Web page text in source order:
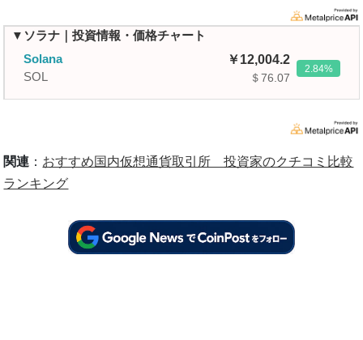
▼ソラナ｜投資情報・価格チャート
Solana
SOL
12,004.2
＄76.07
2.84
関連 ： おすすめ国内仮想通貨取引所 投資家のクチコミ比較
ランキング